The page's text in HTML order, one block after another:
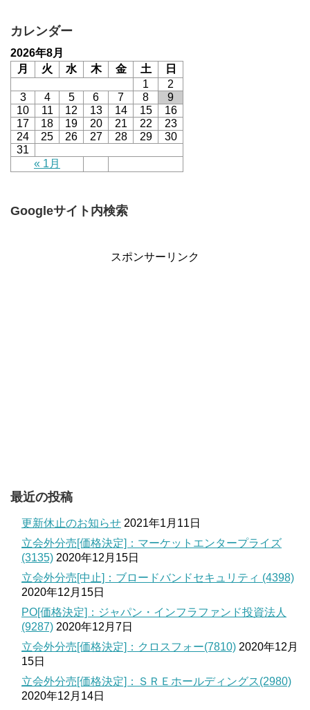
カレンダー
2026年8月
月
火 水 木 金 土 日
« 1月
1
2
3
4 5 6 7 8
9
10
11 12 13 14 15
16
17
18 19 20 21 22
23
24
25 26 27 28 29
30
31
Googleサイト内検索
スポンサーリンク
最近の投稿
更新休止のお知らせ 2021年1月11日
立会外分売[価格決定]：マーケットエンタープライズ
(3135) 2020年12月15日
立会外分売[中止]：ブロードバンドセキュリティ (4398)
2020年12月15日
PO[価格決定]：ジャパン・インフラファンド投資法人
(9287) 2020年12月7日
立会外分売[価格決定]：クロスフォー(7810) 2020年12月
15日
立会外分売[価格決定]：ＳＲＥホールディングス(2980)
2020年12月14日